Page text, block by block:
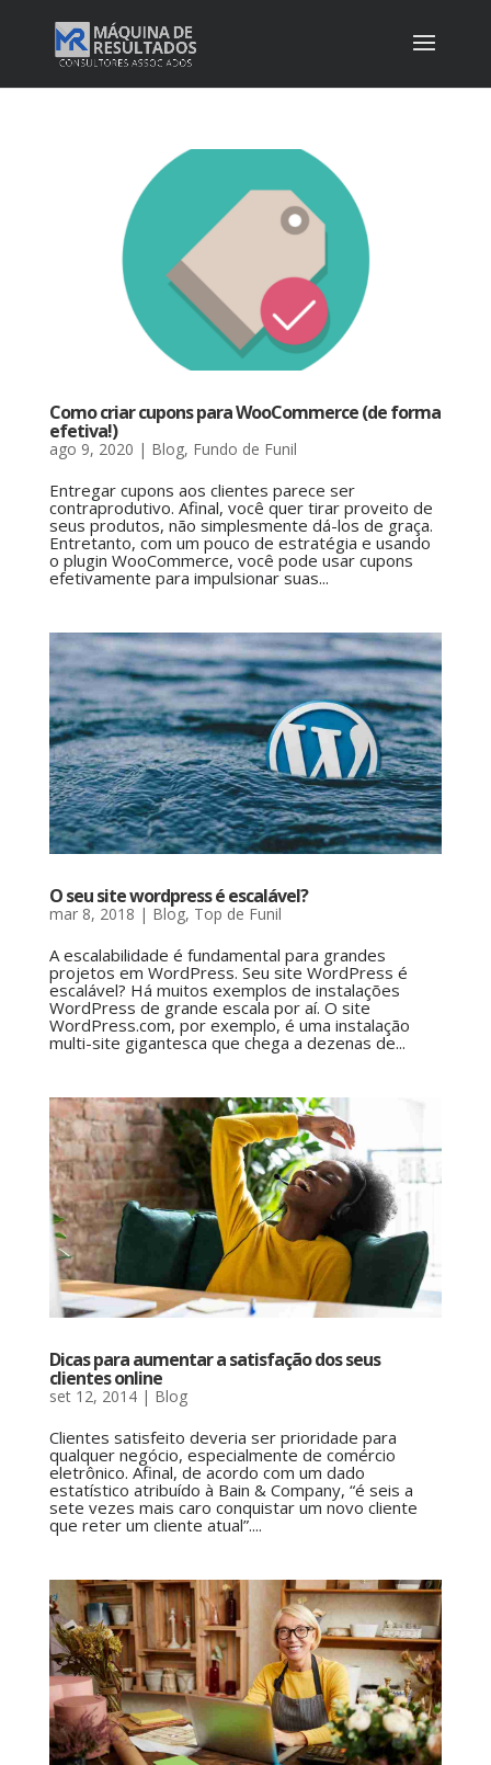
Como criar cupons para WooCommerce (de forma
efetiva!)
ago 9, 2020 | Blog, Fundo de Funil
Entregar cupons aos clientes parece ser
contraprodutivo. Afinal, você quer tirar proveito de
seus produtos, não simplesmente dá-los de graça.
Entretanto, com um pouco de estratégia e usando
o plugin WooCommerce, você pode usar cupons
efetivamente para impulsionar suas...
O seu site wordpress é escalável?
mar 8, 2018 | Blog, Top de Funil
A escalabilidade é fundamental para grandes
projetos em WordPress. Seu site WordPress é
escalável? Há muitos exemplos de instalações
WordPress de grande escala por aí. O site
WordPress.com, por exemplo, é uma instalação
multi-site gigantesca que chega a dezenas de...
Dicas para aumentar a satisfação dos seus
clientes online
set 12, 2014| Blog
Clientes satisfeito deveria ser prioridade para
qualquer negócio, especialmente de comércio
eletrônico. Afinal, de acordo com um dado
estatístico atribuído à Bain & Company, “é seis a
sete vezes mais caro conquistar um novo cliente
que reter um cliente atual”....